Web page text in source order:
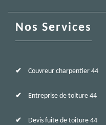
Nos Services
Couvreur charpentier 44
Entreprise de toiture 44
Devis fuite de toiture 44